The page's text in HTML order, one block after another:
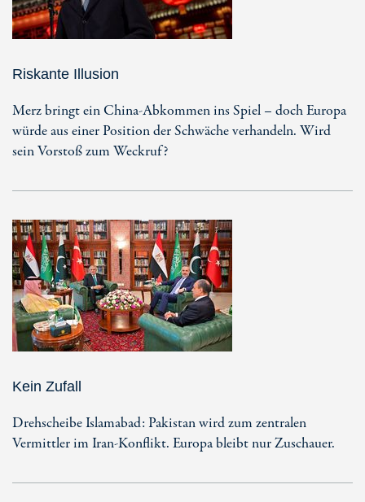
Riskante Illusion
Merz bringt ein China-Abkommen ins Spiel – doch Europa
würde aus einer Position der Schwäche verhandeln. Wird
sein Vorstoß zum Weckruf?
Kein Zufall
Drehscheibe Islamabad: Pakistan wird zum zentralen
Vermittler im Iran-Konflikt. Europa bleibt nur Zuschauer.